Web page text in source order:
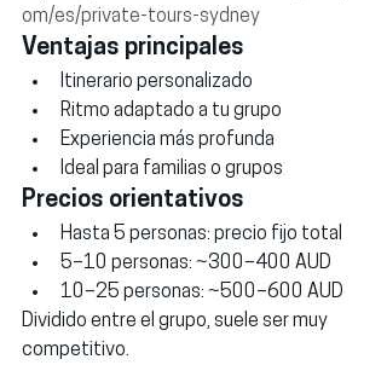
om/es/private-tours-sydney
Ventajas principales
Itinerario personalizado
Ritmo adaptado a tu grupo
Experiencia más profunda
Ideal para familias o grupos
Precios orientativos
Hasta 5 personas: precio fijo total
5–10 personas: ~300–400 AUD
10–25 personas: ~500–600 AUD
Dividido entre el grupo, suele ser muy
competitivo.